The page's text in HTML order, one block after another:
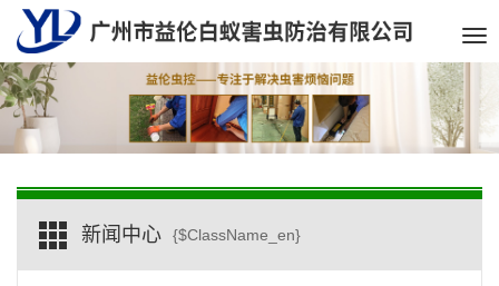
新闻中心 {$ClassName_en}